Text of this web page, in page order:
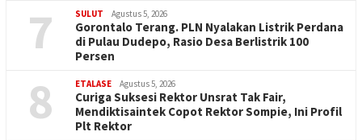
7 SULUT Agustus 5, 2026
Gorontalo Terang. PLN Nyalakan Listrik Perdana
di Pulau Dudepo, Rasio Desa Berlistrik 100
Persen
8 ETALASE Agustus 5, 2026
Curiga Suksesi Rektor Unsrat Tak Fair,
Mendiktisaintek Copot Rektor Sompie, Ini Profil
Plt Rektor